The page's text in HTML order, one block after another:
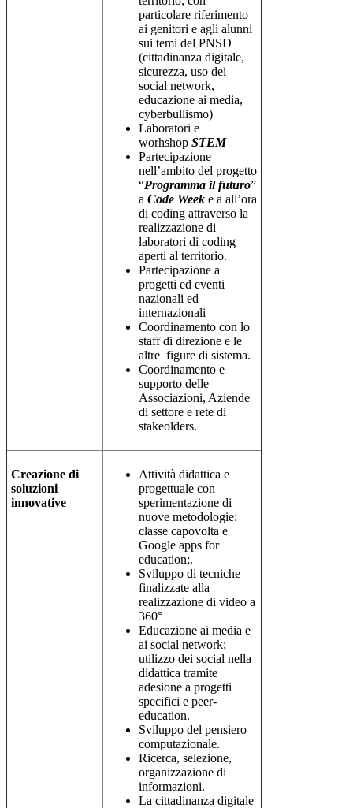
particolare riferimento
ai genitori e agli alunni
sui temi del PNSD
(cittadinanza digitale,
sicurezza, uso dei
social network,
educazione ai media,
cyberbullismo)
Laboratori e
worhshop STEM
Partecipazione
nell’ambito del progetto
“Programma il futuro”
a Code Week e a all’ora
di coding attraverso la
realizzazione di
laboratori di coding
aperti al territorio.
Partecipazione a
progetti ed eventi
nazionali ed
internazionali
Coordinamento con lo
staff di direzione e le
altre figure di sistema.
Coordinamento e
supporto delle
Associazioni, Aziende
di settore e rete di
stakeolders.
Creazione di
soluzioni
innovative
Attività didattica e
progettuale con
sperimentazione di
nuove metodologie:
classe capovolta e
Google apps for
education;.
Sviluppo di tecniche
finalizzate alla
realizzazione di video a
360°
Educazione ai media e
ai social network;
utilizzo dei social nella
didattica tramite
adesione a progetti
specifici e peer-
education.
Sviluppo del pensiero
computazionale.
Ricerca, selezione,
organizzazione di
informazioni.
La cittadinanza digitale